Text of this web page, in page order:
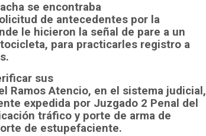
se encontraba
de antecedentes por la
le hicieron la señal de pare a un
para practicarles registro a
sus
Ramos Atencio, en el sistema judicial,
expedida por Juzgado 2 Penal del
tráfico y porte de arma de
de estupefaciente.